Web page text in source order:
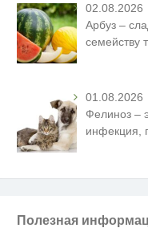
02.08.2026
Арбуз –
семейству
01.08.2026
Фелиноз –
инфекция,
Полезная